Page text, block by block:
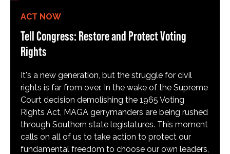
ACT NOW
Tell Congress: Restore and Protect Voting
Rights
It's a new generation, but the struggle for civil
rights is far from over. In the wake of the Supreme
Court decision demolishing the 1965 Voting
Rights Act, MAGA gerrymanders are being rushed
through Southern state legislatures. This moment
calls on all of us to take action to protect our
fundamental freedom to choose our own leaders,